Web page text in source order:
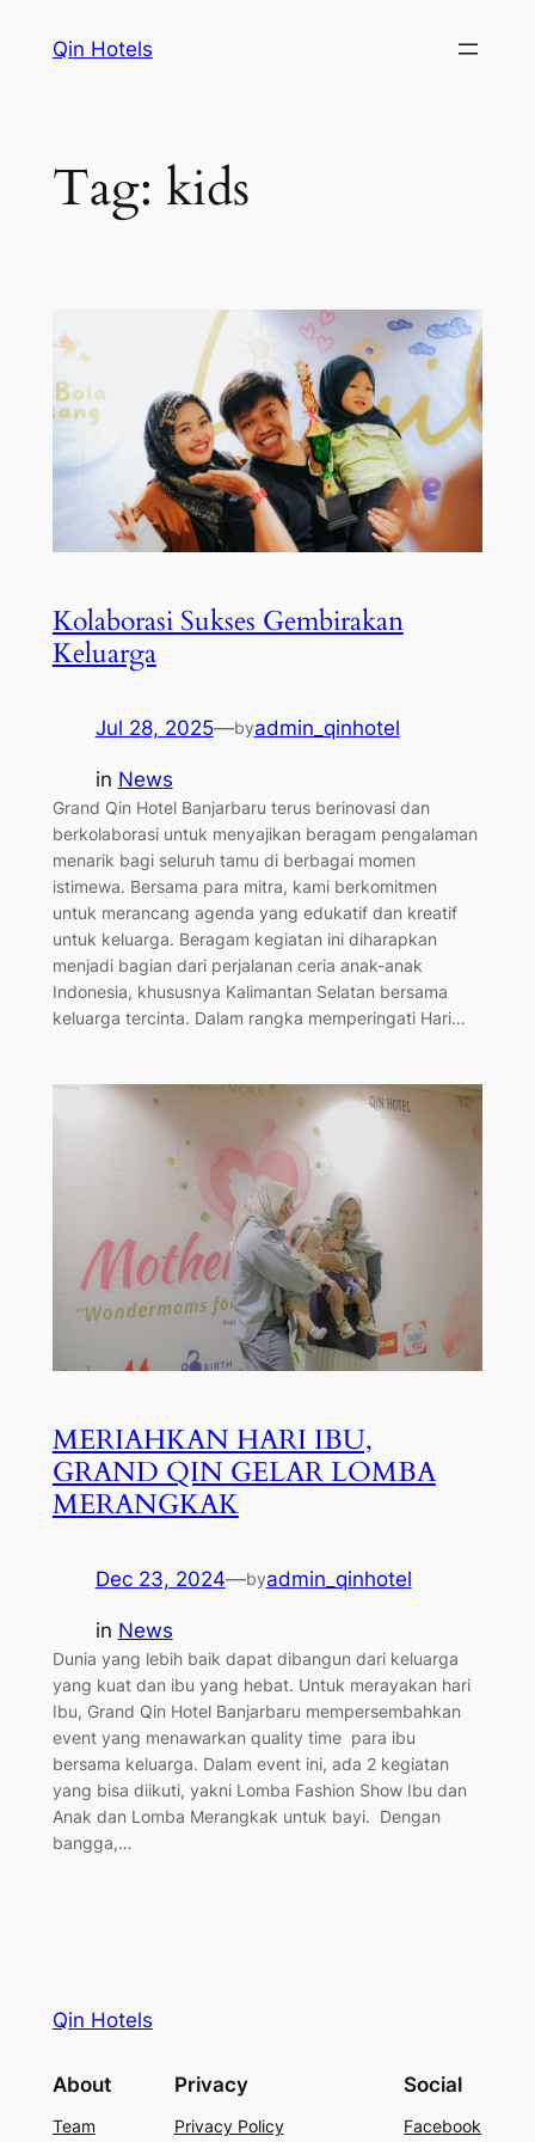
Qin Hotels
Tag: kids
Kolaborasi Sukses Gembirakan
Keluarga
Jul 28, 2025—byadmin_qinhotel
in News
Grand Qin Hotel Banjarbaru terus berinovasi dan
berkolaborasi untuk menyajikan beragam pengalaman
menarik bagi seluruh tamu di berbagai momen
istimewa. Bersama para mitra, kami berkomitmen
untuk merancang agenda yang edukatif dan kreatif
untuk keluarga. Beragam kegiatan ini diharapkan
menjadi bagian dari perjalanan ceria anak-anak
Indonesia, khususnya Kalimantan Selatan bersama
keluarga tercinta. Dalam rangka memperingati Hari…
MERIAHKAN HARI IBU,
GRAND QIN GELAR LOMBA
MERANGKAK
Dec 23, 2024—byadmin_qinhotel
in News
Dunia yang lebih baik dapat dibangun dari keluarga
yang kuat dan ibu yang hebat. Untuk merayakan hari
Ibu, Grand Qin Hotel Banjarbaru mempersembahkan
event yang menawarkan quality time para ibu
bersama keluarga. Dalam event ini, ada 2 kegiatan
yang bisa diikuti, yakni Lomba Fashion Show Ibu dan
Anak dan Lomba Merangkak untuk bayi. Dengan
bangga,…
Qin Hotels
About
Team
Privacy
Privacy Policy
Social
Facebook